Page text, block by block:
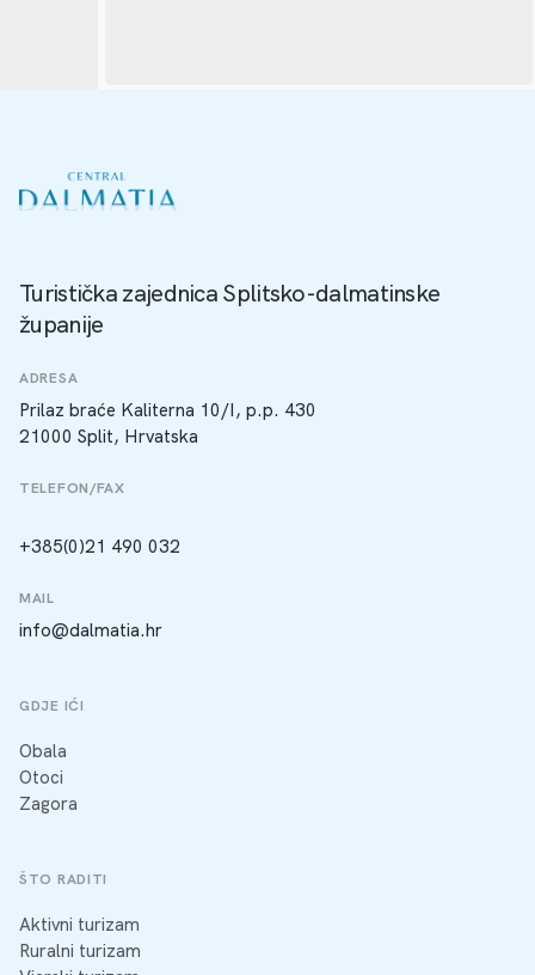
Turistička zajednica Splitsko-dalmatinske
županije
ADRESA
Prilaz braće Kaliterna 10/I, p.p. 430
21000 Split, Hrvatska
TELEFON/FAX
+385(0)21 490 032
MAIL
info@dalmatia.hr
GDJE IĆI
Obala
Otoci
Zagora
ŠTO RADITI
Aktivni turizam
Ruralni turizam